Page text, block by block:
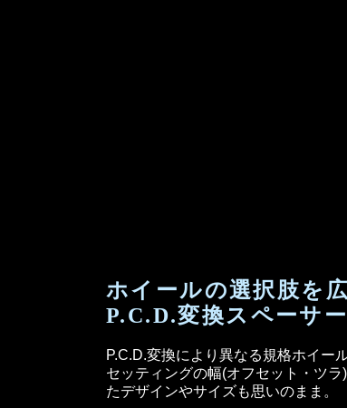
ホイールの選択肢を
P.C.D.変換スペーサー
P.C.D.変換により異なる規格ホイー
セッティングの幅(オフセット・ツ
たデザインやサイズも思いのまま。